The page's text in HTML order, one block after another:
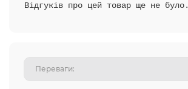
Відгуків про цей товар ще не було.